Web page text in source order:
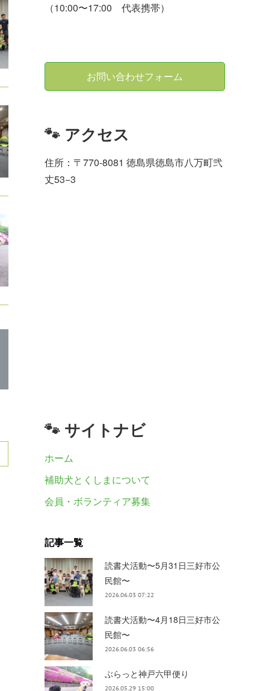
（10:00〜17:00 代表携帯）
お問い合わせフォーム
🐾 アクセス
住所：〒770-8081 徳島県徳島市八万町弐
丈53−3
🐾 サイトナビ
ホーム
補助犬とくしまについて
会員・ボランティア募集
記事一覧
読書犬活動〜5月31日三好市公
民館〜
2026.06.03 07:22
読書犬活動〜4月18日三好市公
民館〜
2026.06.03 06:56
ぶらっと神戸六甲便り
2026.05.29 15:00